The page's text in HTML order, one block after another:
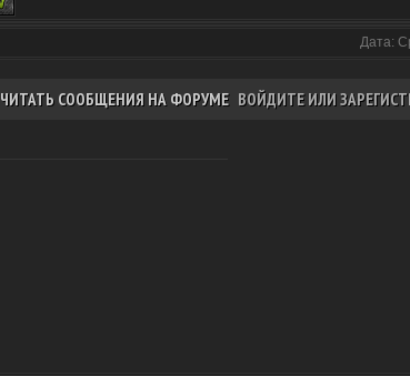
Дата:
ЧИТАТЬ СООБЩЕНИЯ НА ФОРУМЕ ВОЙДИТЕ ИЛИ